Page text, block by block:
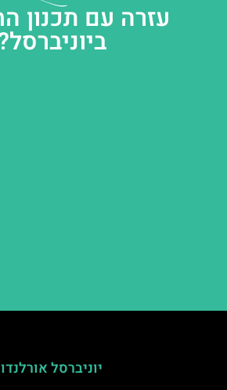
עזרה עם תכנון
יוניברסל אורלנדו